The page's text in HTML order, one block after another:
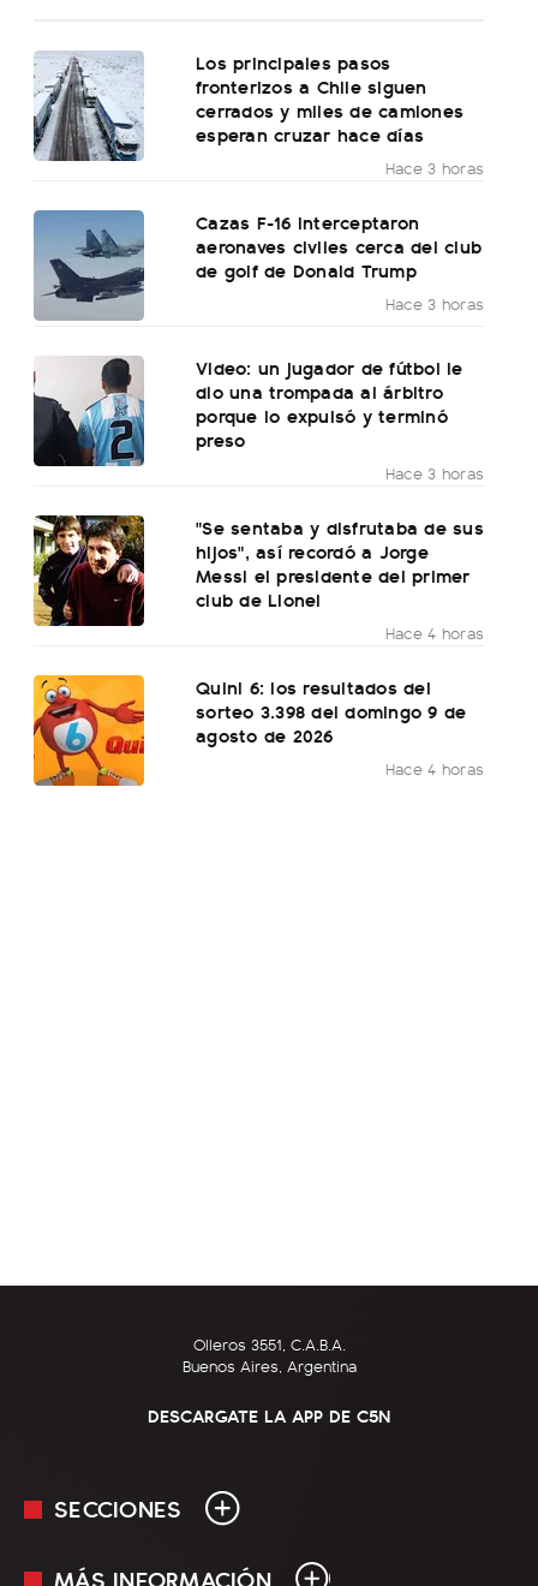
Los principales pasos
fronterizos a Chile siguen
cerrados y miles de camiones
esperan cruzar hace días
Hace 3 horas
Cazas F-16 interceptaron
aeronaves civiles cerca del club
de golf de Donald Trump
Hace 3 horas
Video: un jugador de fútbol le
dio una trompada al árbitro
porque lo expulsó y terminó
preso
Hace 3 horas
"Se sentaba y disfrutaba de sus
hijos", así recordó a Jorge
Messi el presidente del primer
club de Lionel
Hace 4 horas
Quini 6: los resultados del
sorteo 3.398 del domingo 9 de
agosto de 2026
Hace 4 horas
Olleros 3551, C.A.B.A.
Buenos Aires, Argentina
DESCARGATE LA APP DE C5N
SECCIONES
MÁS INFORMACIÓN